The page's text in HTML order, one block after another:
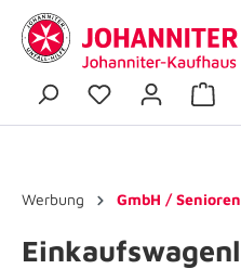
Werbung GmbH /